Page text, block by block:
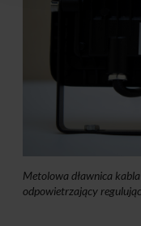
Metolowa dławnica
odpowietrzający